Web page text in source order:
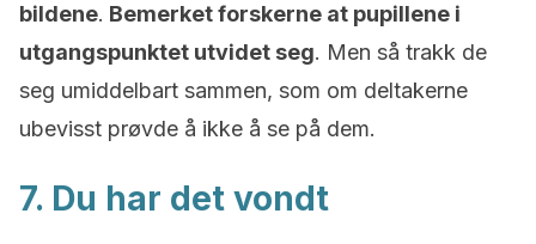
bildene. Bemerket forskerne at pupillene i
utgangspunktet utvidet seg. Men så trakk de
seg umiddelbart sammen, som om deltakerne
ubevisst prøvde å ikke å se på dem.
7. Du har det vondt